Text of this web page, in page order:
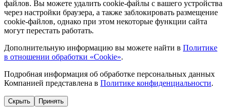
файлов. Вы можете удалить cookie-файлы с вашего устройства
через настройки браузера, а также заблокировать размещение
cookie-файлов, однако при этом некоторые функции сайта
могут перестать работать.
Дополнительную информацию вы можете найти в Политике
в отношении обработки «Cookie».
Подробная информация об обработке персональных данных
Компанией представлена в Политике конфиденциальности.
Скрыть Принять